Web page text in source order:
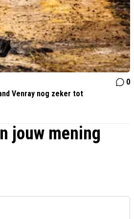
0
Venray nog zeker tot
jouw mening